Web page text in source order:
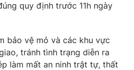
quy định trước 11h ngày
bảo vệ mỏ và các khu vực
tránh tình trạng diễn ra
làm mất an ninh trật tự, thất